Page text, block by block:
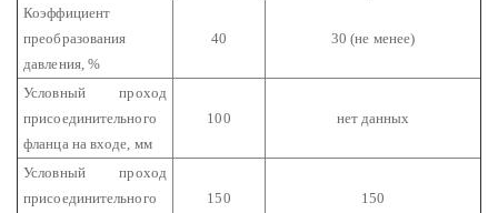
Коэффициент
преобразования
давления, %
40 30 (не менее)
Условный проход
присоединительного
фланца на входе, мм
100 нет данных
Условный проход
присоединительного
150 150